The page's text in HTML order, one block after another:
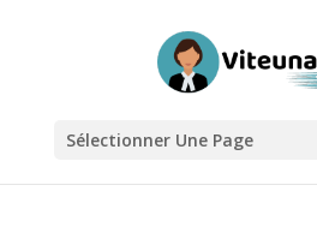
Sélectionner Une Page